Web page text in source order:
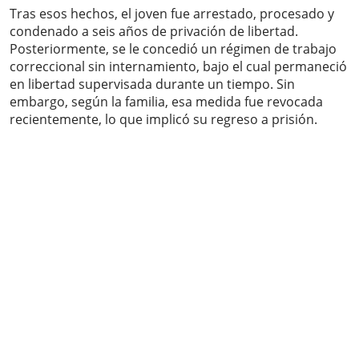
Tras esos hechos, el joven fue arrestado, procesado y
condenado a seis años de privación de libertad.
Posteriormente, se le concedió un régimen de trabajo
correccional sin internamiento, bajo el cual permaneció
en libertad supervisada durante un tiempo. Sin
embargo, según la familia, esa medida fue revocada
recientemente, lo que implicó su regreso a prisión.